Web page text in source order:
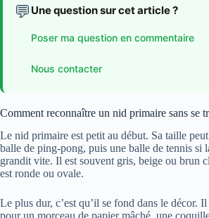
💬 Une question sur cet article ?
Poser ma question en commentaire
Nous contacter
Comment reconnaître un nid primaire sans se
Le nid primaire est petit au début. Sa taille
balle de ping-pong, puis une balle de tennis si
grandit vite. Il est souvent gris, beige ou brun
est ronde ou ovale.
Le plus dur, c’est qu’il se fond dans le décor. Il